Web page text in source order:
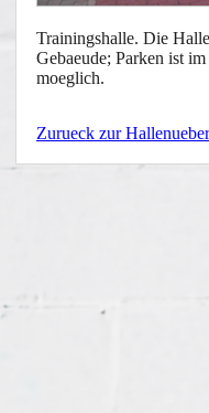
Trainingshalle. Die
Gebaeude; Parken ist
moeglich.
Zurueck zur